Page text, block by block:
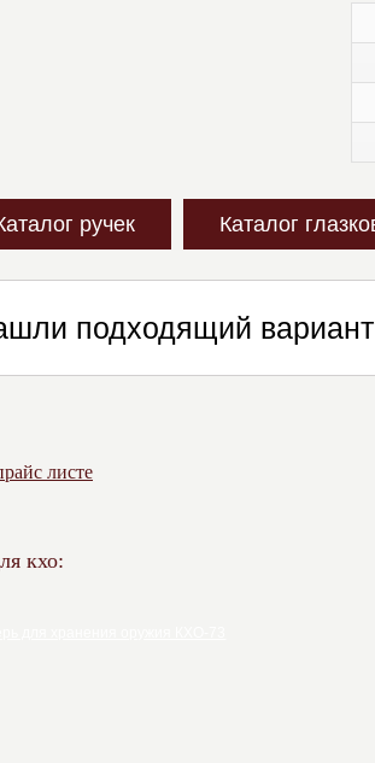
ручек Каталог
подходящий
листе
кхо: